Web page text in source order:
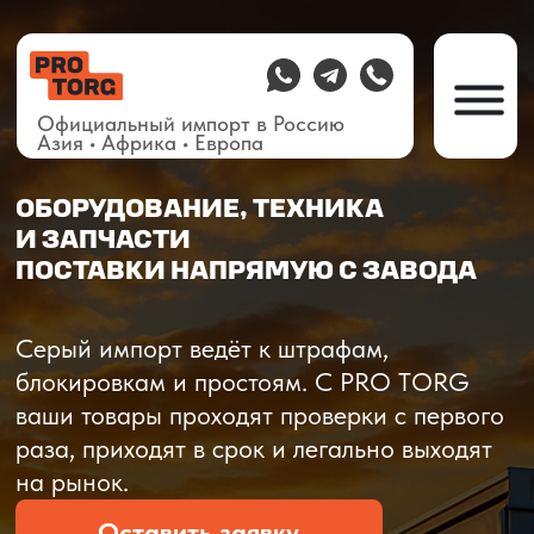
О компании Доставка из Китая
Официальный импорт в Россию
Азия • Африка • Европа
ОБОРУДОВАНИЕ, ТЕХНИКА
Рассчитать стоимость
Рассчитать стоимость
Серый импорт ведёт к штрафам,
блокировкам и простоям. C PRO TORG
ваши товары проходят проверки с первого
раза, приходят в срок и легально выходят
на рынок.
Оставить заявку